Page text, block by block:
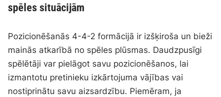
spēles situācijām
Pozicionēšanās 4-4-2 formācijā ir izšķiroša un bieži
mainās atkarībā no spēles plūsmas. Daudzpusīgi
spēlētāji var pielāgot savu pozicionēšanos, lai
izmantotu pretinieku izkārtojuma vājības vai
nostiprinātu savu aizsardzību. Piemēram, ja